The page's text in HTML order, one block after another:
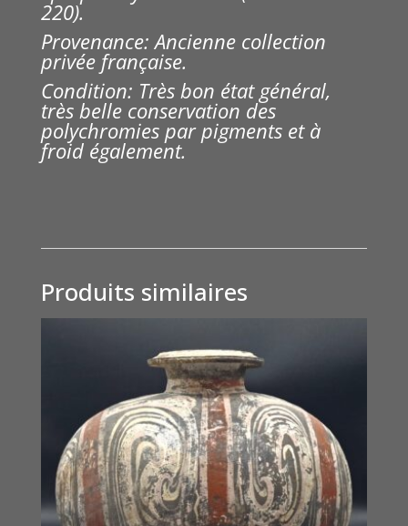
220).
Provenance: Ancienne collection
privée française.
Condition: Très bon état général,
très belle conservation des
polychromies par pigments et à
froid également.
Produits similaires